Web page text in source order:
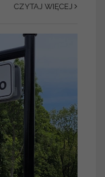
CZYTAJ WIĘCEJ